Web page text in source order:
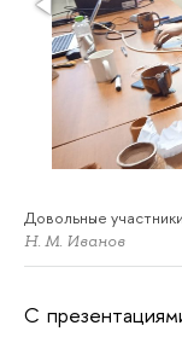
Довольные
Н. М. Иванов
С